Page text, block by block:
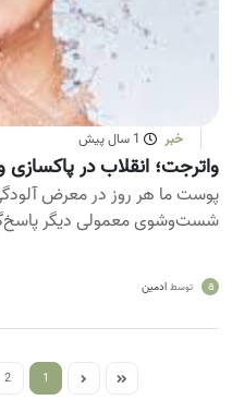
خبر 1 سال پیش
واترجت؛ انقلاب در
پوست ما هر روز در معرض
شست‌وشوی معمولی دیگر
a توسط ادمین
1
2